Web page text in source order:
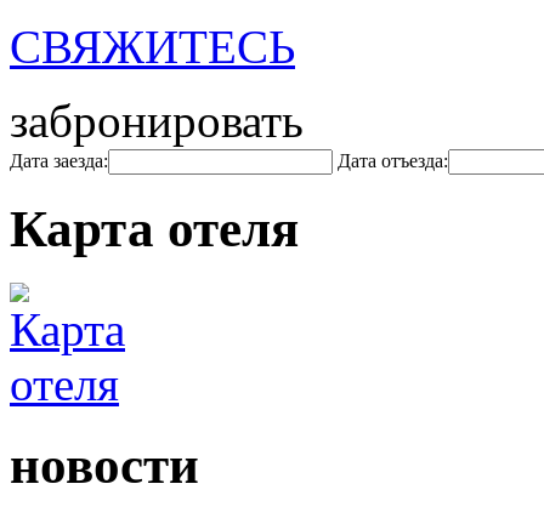
СВЯЖИТЕСЬ
забронировать
Дата заезда: Дата отъезда:
Карта отеля
новости